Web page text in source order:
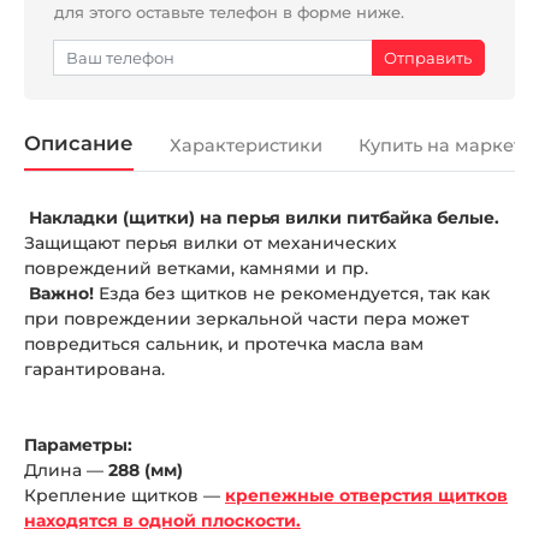
для этого оставьте телефон в форме ниже.
Описание Характеристики Купить на
Накладки (щитки) на перья вилки питбайка белые.
Защищают перья вилки от механических
повреждений ветками, камнями и пр.
Важно! Езда без щитков не рекомендуется, так как
при повреждении зеркальной части пера может
повредиться сальник, и протечка масла вам
гарантирована.
Параметры:
Длина — 288 (мм)
Крепление щитков — крепежные отверстия щитков
находятся в одной плоскости.